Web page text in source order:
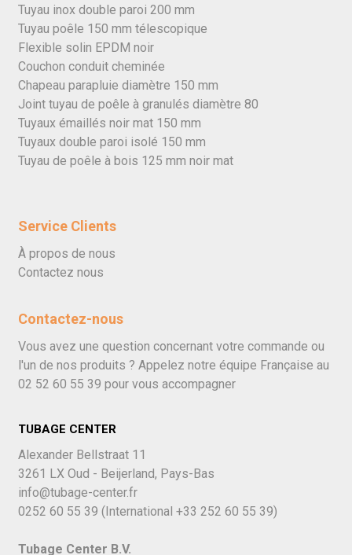
Tuyau inox double paroi 200 mm
Tuyau poêle 150 mm télescopique
Flexible solin EPDM noir
Couchon conduit cheminée
Chapeau parapluie diamètre 150 mm
Joint tuyau de poêle à granulés diamètre 80
Tuyaux émaillés noir mat 150 mm
Tuyaux double paroi isolé 150 mm
Tuyau de poêle à bois 125 mm noir mat
Service Clients
À propos de nous
Contactez nous
Contactez-nous
Vous avez une question concernant votre commande ou
l'un de nos produits ? Appelez notre équipe Française au
02 52 60 55 39 pour vous accompagner
TUBAGE CENTER
Alexander Bellstraat 11
3261 LX Oud - Beijerland, Pays-Bas
info@tubage-center.fr
0252 60 55 39 (International +33 252 60 55 39)
Tubage Center B.V.